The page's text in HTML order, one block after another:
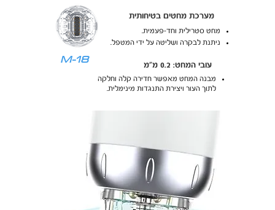
מערכת מחטים בטיחותית
מחט סטרילית וחד-פעמית.
ניתנת לבקרה ושליטה על ידי המטפל.
M-18 עובי המחט: 0.2 מ"מ
מבנה המחט מאפשר חדירה קלה וחלקה
לתוך העור ויצירת התנגדות מינימלית.​